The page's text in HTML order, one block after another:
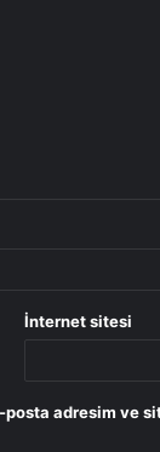
İnternet sitesi
adresim ve